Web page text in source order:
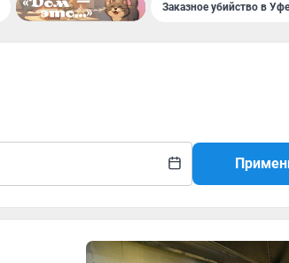
Заказное убийство в